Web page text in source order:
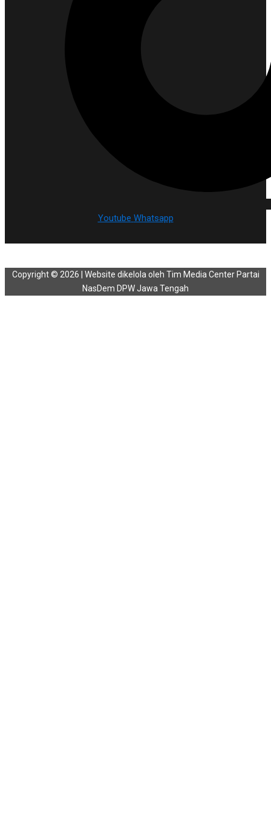
Youtube Whatsapp
Copyright © 2026 | Website dikelola oleh Tim Media Center Partai
NasDem DPW Jawa Tengah